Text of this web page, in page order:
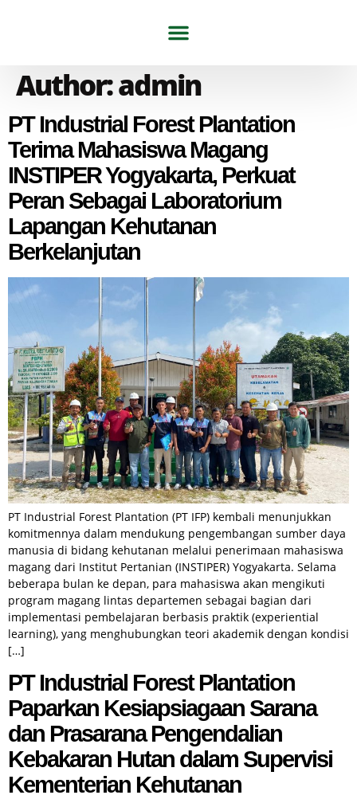
Author:admin
PT Industrial Forest Plantation
Terima Mahasiswa Magang
INSTIPER Yogyakarta, Perkuat
Peran Sebagai Laboratorium
Lapangan Kehutanan
Berkelanjutan
PT Industrial Forest Plantation (PT IFP) kembali menunjukkan
komitmennya dalam mendukung pengembangan sumber daya
manusia di bidang kehutanan melalui penerimaan mahasiswa
magang dari Institut Pertanian (INSTIPER) Yogyakarta. Selama
beberapa bulan ke depan, para mahasiswa akan mengikuti
program magang lintas departemen sebagai bagian dari
implementasi pembelajaran berbasis praktik (experiential
learning), yang menghubungkan teori akademik dengan kondisi
[…]
PT Industrial Forest Plantation
Paparkan Kesiapsiagaan Sarana
dan Prasarana Pengendalian
Kebakaran Hutan dalam Supervisi
Kementerian Kehutanan